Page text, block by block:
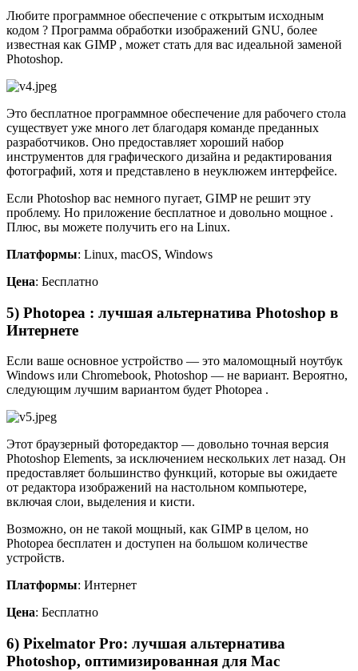
Любите программное обеспечение с открытым исходным
кодом ? Программа обработки изображений GNU, более
известная как GIMP , может стать для вас идеальной заменой
Photoshop.
Это бесплатное программное обеспечение для рабочего стола
существует уже много лет благодаря команде преданных
разработчиков. Оно предоставляет хороший набор
инструментов для графического дизайна и редактирования
фотографий, хотя и представлено в неуклюжем интерфейсе.
Если Photoshop вас немного пугает, GIMP не решит эту
проблему. Но приложение бесплатное и довольно мощное .
Плюс, вы можете получить его на Linux.
Платформы: Linux, macOS, Windows
Цена: Бесплатно
5) Photopea : лучшая альтернатива Photoshop в
Интернете
Если ваше основное устройство — это маломощный ноутбук
Windows или Chromebook, Photoshop — не вариант. Вероятно,
следующим лучшим вариантом будет Photopea .
Этот браузерный фоторедактор — довольно точная версия
Photoshop Elements, за исключением нескольких лет назад. Он
предоставляет большинство функций, которые вы ожидаете
от редактора изображений на настольном компьютере,
включая слои, выделения и кисти.
Возможно, он не такой мощный, как GIMP в целом, но
Photopea бесплатен и доступен на большом количестве
устройств.
Платформы: Интернет
Цена: Бесплатно
6) Pixelmator Pro: лучшая альтернатива
Photoshop, оптимизированная для Mac